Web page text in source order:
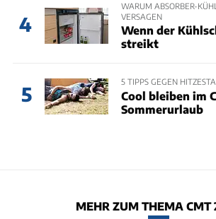
4
WARUM ABSORBER-
VERSAGEN
Wenn der
streikt
5
5 TIPPS GEGEN
Cool bleiben im
Sommerurlaub
MEHR ZUM THEMA CMT